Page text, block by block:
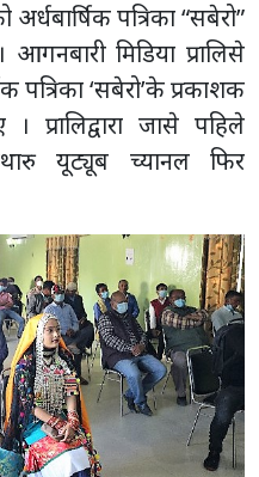
पत्रिका “सबेरो”
मिडिया प्रालिसे
पत्रिका ‘सबेरो’के प्रकाशक
प्रालिद्वारा जासे पहिले
यूट्यूब च्यानल फिर